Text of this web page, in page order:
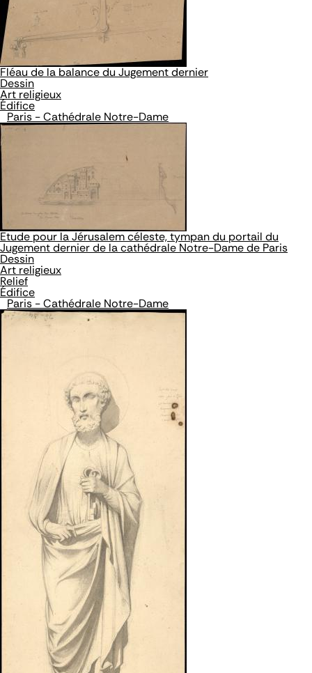
Fléau de la balance du Jugement dernier
Dessin
Art religieux
Édifice
Paris - Cathédrale Notre-Dame
Etude pour la Jérusalem céleste, tympan du portail du
Jugement dernier de la cathédrale Notre-Dame de Paris
Dessin
Art religieux
Relief
Édifice
Paris - Cathédrale Notre-Dame